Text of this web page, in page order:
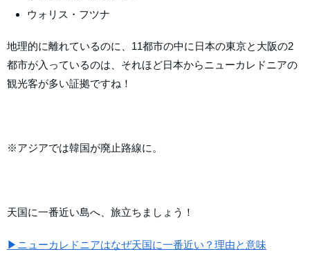
ウォリス・フツナ
地理的に離れているのに、11都市の中に日本の東京と大阪の2
都市が入っているのは、それほど日本からニューカレドニアの
観光客が多い証拠ですね！
※アジアでは韓国が廃止路線に。
天国に一番近い島へ、旅立ちましょう！
▶ニューカレドニアはなぜ天国に一番近い？理由と意味